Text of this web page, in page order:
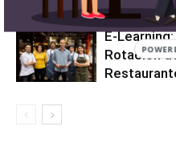
E-
Rotación